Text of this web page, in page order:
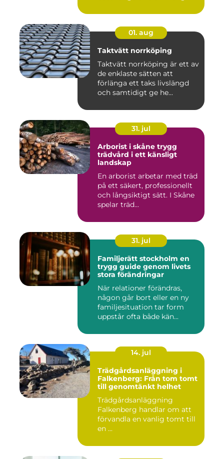
01. aug
Taktvätt norrköping
Taktvätt norrköping är ett av
de enklaste sätten att
förlänga ett taks livslängd
och samtidigt ge he...
31. jul
Arborist i skåne trygg
trädvård i ett känsligt
landskap
En arborist arbetar med träd
på ett säkert, professionellt
och långsiktigt sätt. I Skåne
spelar träd...
31. jul
Familjerätt stockholm en
trygg guide genom livets
stora förändringar
När relationer förändras,
någon går bort eller en ny
familjesituation tar form
uppstår ofta både kän...
14. jul
Trädgårdsanläggning i
Falkenberg: Från tom tomt
till genomtänkt helhet
Trädgårdsanläggning
Falkenberg handlar om att
förvandla en vanlig tomt till
en ...